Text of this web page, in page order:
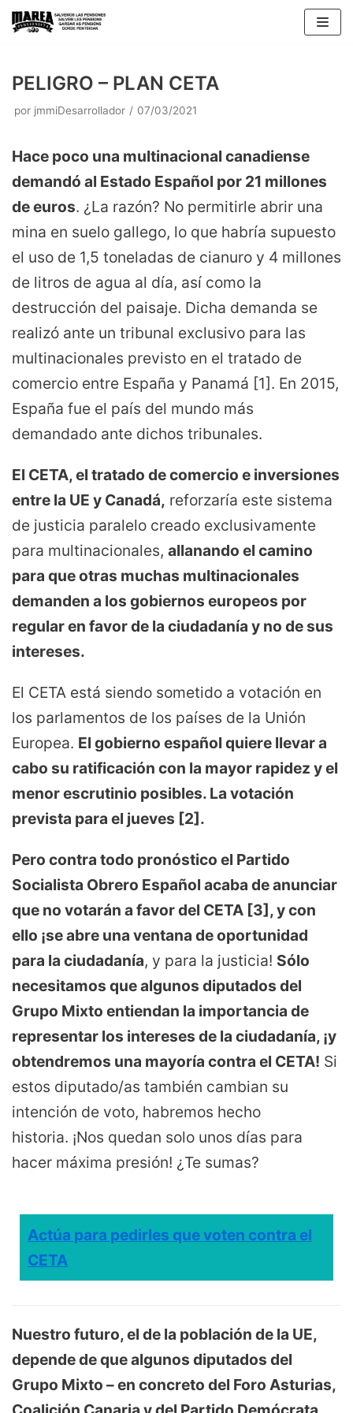
Saltar
PELIGRO – PLAN CETA
por jmmiDesarrollador 07/03/2021
Hace poco una multinacional canadiense
demandó al Estado Español por 21 millones
de euros. ¿La razón? No permitirle abrir una
mina en suelo gallego, lo que habría supuesto
el uso de 1,5 toneladas de cianuro y 4 millones
de litros de agua al día, así como la
destrucción del paisaje. Dicha demanda se
realizó ante un tribunal exclusivo para las
multinacionales previsto en el tratado de
comercio entre España y Panamá [1]. En 2015,
España fue el país del mundo más
demandado ante dichos tribunales.
El CETA, el tratado de comercio e inversiones
entre la UE y Canadá, reforzaría este sistema
de justicia paralelo creado exclusivamente
para multinacionales, allanando el camino
para que otras muchas multinacionales
demanden a los gobiernos europeos por
regular en favor de la ciudadanía y no de sus
intereses.
El CETA está siendo sometido a votación en
los parlamentos de los países de la Unión
Europea. El gobierno español quiere llevar a
cabo su ratificación con la mayor rapidez y el
menor escrutinio posibles. La votación
prevista para el jueves [2].
Pero contra todo pronóstico el Partido
Socialista Obrero Español acaba de anunciar
que no votarán a favor del CETA [3], y con
ello ¡se abre una ventana de oportunidad
para la ciudadanía, y para la justicia! Sólo
necesitamos que algunos diputados del
Grupo Mixto entiendan la importancia de
representar los intereses de la ciudadanía, ¡y
obtendremos una mayoría contra el CETA! Si
estos diputado/as también cambian su
intención de voto, habremos hecho
historia. ¡Nos quedan solo unos días para
hacer máxima presión! ¿Te sumas?
Actúa para pedirles que voten contra el
CETA
Nuestro futuro, el de la población de la UE,
depende de que algunos diputados del
Grupo Mixto – en concreto del Foro Asturias,